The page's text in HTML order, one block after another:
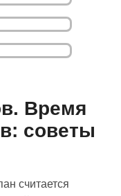
Время
советы
считается